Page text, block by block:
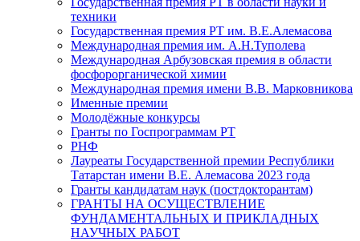
техники
Государственная премия РТ им. В.Е.Алемасова
Международная премия им. А.Н.Туполева
Международная Арбузовская премия в области
фосфорорганической химии
Международная премия имени В.В. Марковникова
Именные премии
Молодёжные конкурсы
Гранты по Госпрограммам РТ
РНФ
Лауреаты Государственной премии Республики
Татарстан имени В.Е. Алемасова 2023 года
Гранты кандидатам наук (постдокторантам)
ГРАНТЫ НА ОСУЩЕСТВЛЕНИЕ
ФУНДАМЕНТАЛЬНЫХ И ПРИКЛАДНЫХ
НАУЧНЫХ РАБОТ